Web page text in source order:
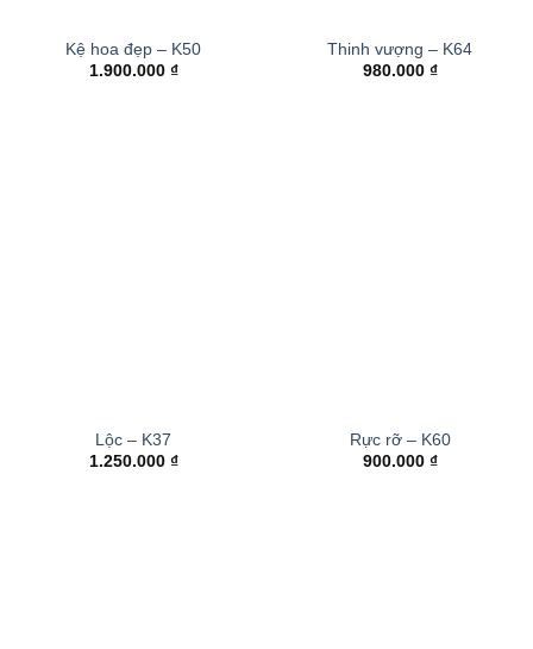
Kệ hoa đẹp – K50
1.900.000 ₫
Thinh vượng – K64
980.000 ₫
Lộc – K37
1.250.000 ₫
Rực rỡ – K60
900.000 ₫